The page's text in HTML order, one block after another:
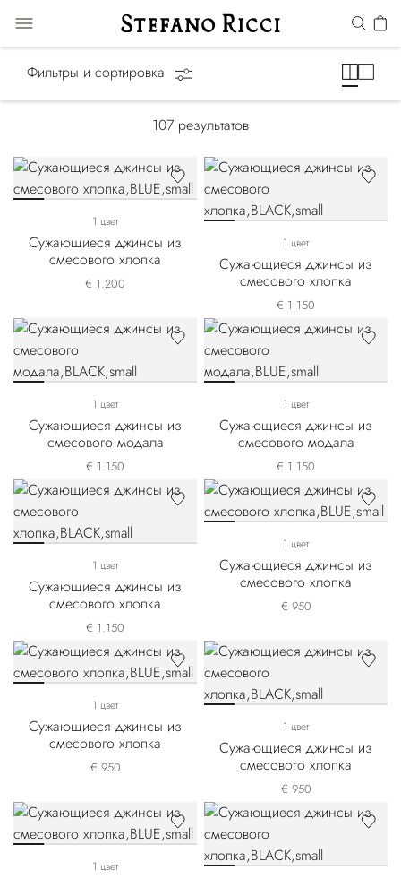
Фильтры и сортировка
107 результатов
1 цвет
Сужающиеся джинсы из
смесового хлопка
€ 1.200
1 цвет
Сужающиеся джинсы из
смесового хлопка
€ 1.150
1 цвет
Сужающиеся джинсы из
смесового модала
€ 1.150
1 цвет
Сужающиеся джинсы из
смесового модала
€ 1.150
1 цвет
Сужающиеся джинсы из
смесового хлопка
€ 1.150
1 цвет
Сужающиеся джинсы из
смесового хлопка
€ 950
1 цвет
Сужающиеся джинсы из
смесового хлопка
€ 950
1 цвет
Сужающиеся джинсы из
смесового хлопка
€ 950
1 цвет